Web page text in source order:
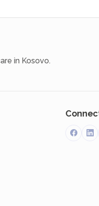
in Kosovo.